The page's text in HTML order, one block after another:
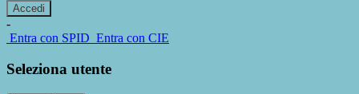
-
Entra con SPID Entra con CIE
Seleziona utente